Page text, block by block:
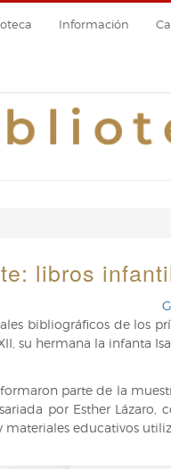
Información
libros
bibliográficos de los
su hermana la infanta
formaron parte de la
por Esther
educativos